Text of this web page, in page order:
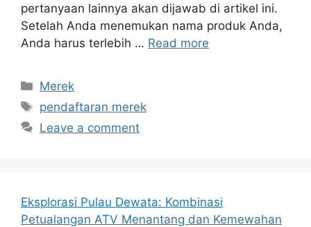
pertanyaan lainnya akan dijawab di artikel ini.
Setelah Anda menemukan nama produk Anda,
Anda harus terlebih … Read more
Categories
Merek
Tags
pendaftaran merek
Leave a comment
Eksplorasi Pulau Dewata: Kombinasi
Petualangan ATV Menantang dan Kemewahan